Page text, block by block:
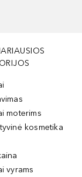
moterims
kosmetika
vyrams